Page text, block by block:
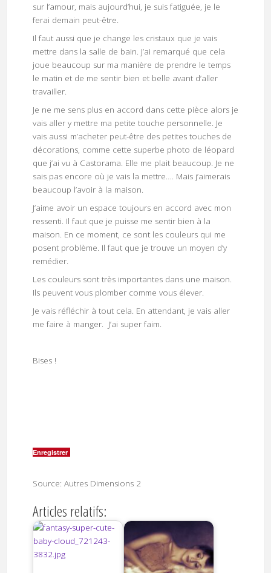
sur l’amour, mais aujourd’hui, je suis fatiguée, je le
ferai demain peut-être.
Il faut aussi que je change les cristaux que je vais
mettre dans la salle de bain. J’ai remarqué que cela
joue beaucoup sur ma manière de prendre le temps
le matin et de me sentir bien et belle avant d’aller
travailler.
Je ne me sens plus en accord dans cette pièce alors je
vais aller y mettre ma petite touche personnelle. Je
vais aussi m’acheter peut-être des petites touches de
décorations, comme cette superbe photo de léopard
que j’ai vu à Castorama. Elle me plait beaucoup. Je ne
sais pas encore où je vais la mettre…. Mais j’aimerais
beaucoup l’avoir à la maison.
J’aime avoir un espace toujours en accord avec mon
ressenti. Il faut que je puisse me sentir bien à la
maison. En ce moment, ce sont les couleurs qui me
posent problème. Il faut que je trouve un moyen d’y
remédier.
Les couleurs sont très importantes dans une maison.
Ils peuvent vous plomber comme vous élever.
Je vais réfléchir à tout cela. En attendant, je vais aller
me faire à manger. J’ai super faim.
Bises !
Enregistrer
Source: Autres Dimensions 2
Articles relatifs: